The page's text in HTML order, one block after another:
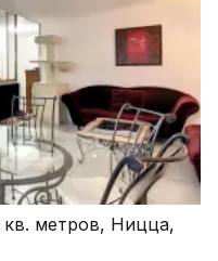
кв. метров, Ницца,